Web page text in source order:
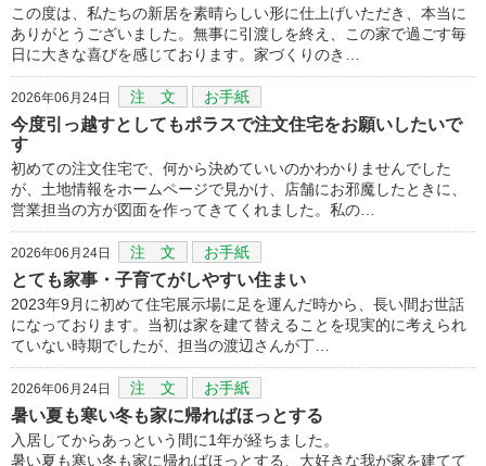
この度は、私たちの新居を素晴らしい形に仕上げいただき、本当に
ありがとうございました。無事に引渡しを終え、この家で過ごす毎
日に大きな喜びを感じております。家づくりのき…
2026年06月24日 注 文 お手紙
今度引っ越すとしてもポラスで注文住宅をお願いしたいで
す
初めての注文住宅で、何から決めていいのかわかりませんでした
が、土地情報をホームページで見かけ、店舗にお邪魔したときに、
営業担当の方が図面を作ってきてくれました。私の…
2026年06月24日 注 文 お手紙
とても家事・子育てがしやすい住まい
2023年9月に初めて住宅展示場に足を運んだ時から、長い間お世話
になっております。当初は家を建て替えることを現実的に考えられ
ていない時期でしたが、担当の渡辺さんが丁…
2026年06月24日 注 文 お手紙
暑い夏も寒い冬も家に帰ればほっとする
入居してからあっという間に1年が経ちました。
暑い夏も寒い冬も家に帰ればほっとする、大好きな我が家を建てて